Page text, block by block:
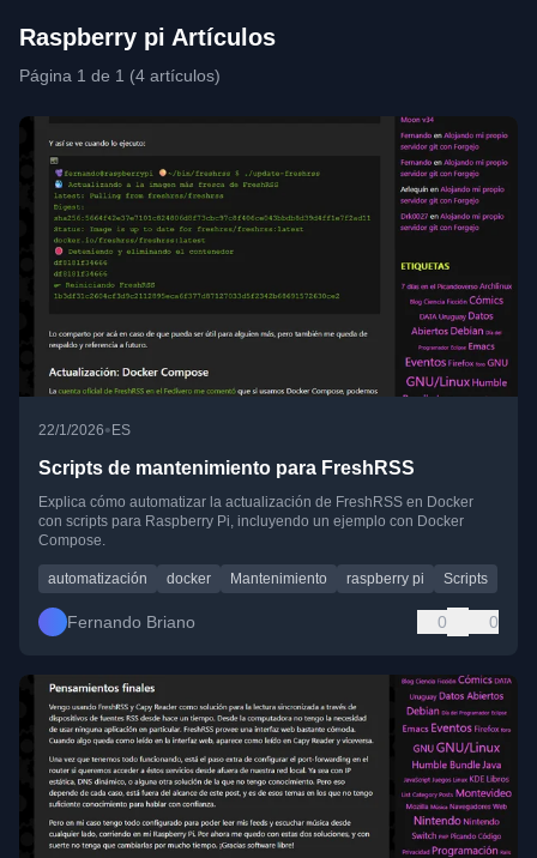
Raspberry pi Artículos
Página 1 de 1 (4 artículos)
22/1/2026• ES
Scripts de mantenimiento para FreshRSS
Explica cómo automatizar la actualización de FreshRSS en Docker
con scripts para Raspberry Pi, incluyendo un ejemplo con Docker
Compose.
automatización docker Mantenimiento raspberry pi Scripts
Fernando Briano 0 0